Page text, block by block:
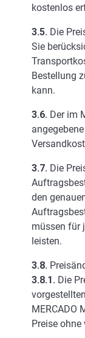
kostenlos
3.5. Die
Sie
Bestellung
kann.
3.6. Der im
3.7. Die
den
müssen für
leisten.
3.8.
3.8.1. Die
MERCADO
Preise